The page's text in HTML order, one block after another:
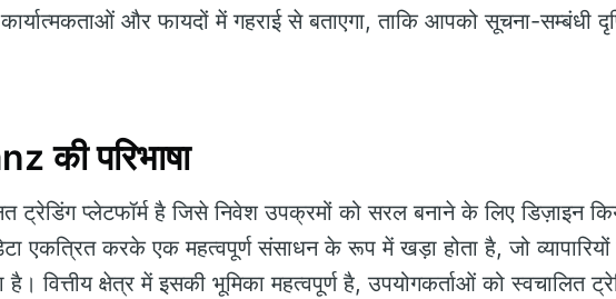
और फायदों में गहराई से बताएगा, ताकि आपको सूचना-सम्बंधी
की परिभाषा
ट्रेडिंग प्लेटफॉर्म है जिसे निवेश उपक्रमों को सरल बनाने के लिए डिज़ाइन
एकत्रित करके एक महत्वपूर्ण संसाधन के रूप में खड़ा होता है, जो
है। वित्तीय क्षेत्र में इसकी भूमिका महत्वपूर्ण है, उपयोगकर्ताओं को स्वचालित